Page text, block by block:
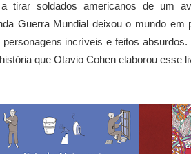
a tirar soldados americanos de um
Guerra Mundial deixou o mundo
personagens incríveis e feitos
que Otavio Cohen elaborou esse